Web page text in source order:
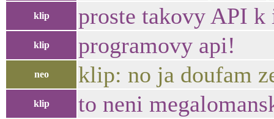
klip proste takovy API k
klip programovy api!
neo klip: no ja doufam
klip to neni